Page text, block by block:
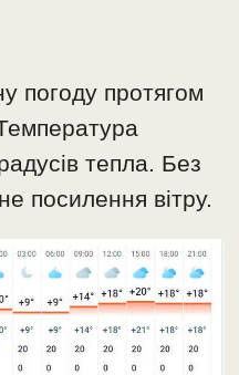
погоду протягом
тепла. Без
посилення вітру.